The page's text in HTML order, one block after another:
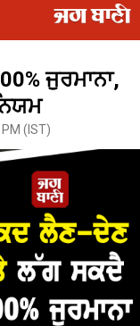
ਜੁਰਮਾਨਾ,
(IST)